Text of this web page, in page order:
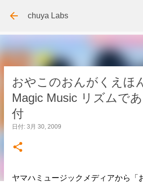
スキップしてメイン コンテ
chuya Labs
おやこのおんがくえほ
Magic Music リズムで
付
日付: 3月 30, 2009
ヤマハミュージックメディアから「